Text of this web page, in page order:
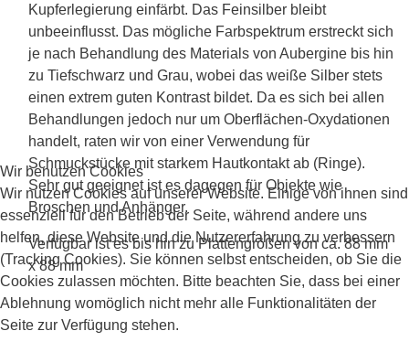
Kupferlegierung einfärbt. Das Feinsilber bleibt
unbeeinflusst. Das mögliche Farbspektrum erstreckt sich
je nach Behandlung des Materials von Aubergine bis hin
zu Tiefschwarz und Grau, wobei das weiße Silber stets
einen extrem guten Kontrast bildet. Da es sich bei allen
Behandlungen jedoch nur um Oberflächen-Oxydationen
handelt, raten wir von einer Verwendung für
Schmuckstücke mit starkem Hautkontakt ab (Ringe).
Sehr gut geeignet ist es dagegen für Objekte wie
Broschen und Anhänger.
Verfügbar ist es bis hin zu Plattengrößen von ca. 88 mm
x 88 mm
Wir benutzen Cookies
Wir nutzen Cookies auf unserer Website. Einige von ihnen sind
essenziell für den Betrieb der Seite, während andere uns
helfen, diese Website und die Nutzererfahrung zu verbessern
(Tracking Cookies). Sie können selbst entscheiden, ob Sie die
Cookies zulassen möchten. Bitte beachten Sie, dass bei einer
Ablehnung womöglich nicht mehr alle Funktionalitäten der
Seite zur Verfügung stehen.